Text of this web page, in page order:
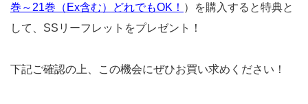
巻～21巻（Ex含む）どれでもOK！ ）を購入すると特典と
して、SSリーフレット をプレゼント！
下記ご確認の上、この機会にぜひお買い求めください！